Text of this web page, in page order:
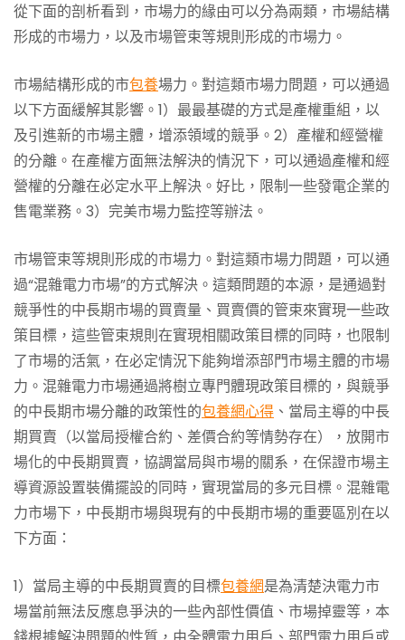
從下面的剖析看到，市場力的緣由可以分為兩類，市場結構
形成的市場力，以及市場管束等規則形成的市場力。
市場結構形成的市包養場力。對這類市場力問題，可以通過
以下方面緩解其影響。1）最最基礎的方式是產權重組，以
及引進新的市場主體，增添領域的競爭。2）產權和經營權
的分離。在產權方面無法解決的情況下，可以通過產權和經
營權的分離在必定水平上解決。好比，限制一些發電企業的
售電業務。3）完美市場力監控等辦法。
市場管束等規則形成的市場力。對這類市場力問題，可以通
過“混雜電力市場”的方式解決。這類問題的本源，是通過對
競爭性的中長期市場的買賣量、買賣價的管束來實現一些政
策目標，這些管束規則在實現相關政策目標的同時，也限制
了市場的活氣，在必定情況下能夠增添部門市場主體的市場
力。混雜電力市場通過將樹立專門體現政策目標的，與競爭
的中長期市場分離的政策性的包養網心得 、當局主導的中長
期買賣（以當局授權合約、差價合約等情勢存在），放開市
場化的中長期買賣，協調當局與市場的關系，在保證市場主
導資源設置裝備擺設的同時，實現當局的多元目標。混雜電
力市場下，中長期市場與現有的中長期市場的重要區別在以
下方面：
1）當局主導的中長期買賣的目標包養網是為清楚決電力市
場當前無法反應息爭決的一些內部性價值、市場掉靈等，本